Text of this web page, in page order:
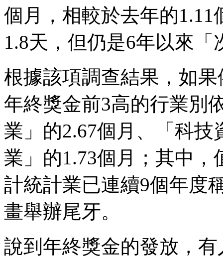
個月，相較於去年的1.11
1.8天，但仍是6年以來「
根據該項調查結果，如
年終獎金前3高的行業別
業」的2.67個月、「科
業」的1.73個月；其中
計統計業已連續9個年度
畫舉辦尾牙。
說到年終獎金的發放，